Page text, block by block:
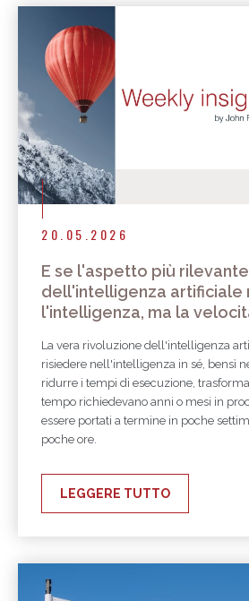
20.05.2026
E se l'aspetto più rilevante
dell'intelligenza artificiale
l'intelligenza, ma la
La vera rivoluzione dell'intelligenza
risiedere nell'intelligenza in sé, bensì
ridurre i tempi di esecuzione,
tempo richiedevano anni o mesi in
essere portati a termine in poche
poche ore.
LEGGERE TUTTO